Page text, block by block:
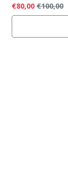
€80,00 €100,00